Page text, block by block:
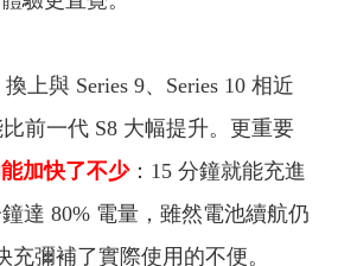
上與 Series 9、Series 10 相近
前一代 S8 大幅提升。更重要
加快了不少：15 分鐘就能充進
達 80% 電量，雖然電池續航仍
充彌補了實際使用的不便。